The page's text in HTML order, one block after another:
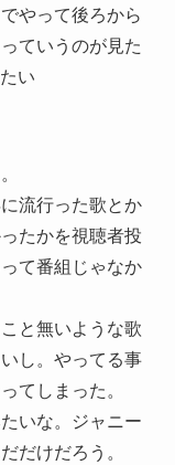
やって後ろから
ていうのが見た
い
流行った歌とか
たかを視聴者投
て番組じゃなか
と無いような歌
し。やってる事
てしまった。
いな。ジャニー
だけだろう。